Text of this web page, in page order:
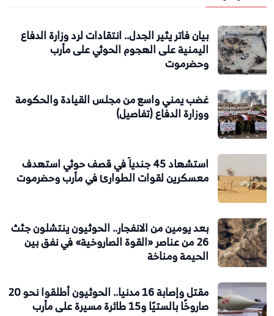
بيان فاتر يثير الجدل.. انتقادات لرد وزارة الدفاع
اليمنية على الهجوم الحوثي على مأرب
وحضرموت
غضب يمني واسع من مجلس القيادة والحكومة
ووزارة الدفاع (تفاصيل)
استشهاد 45 جندياً في قصف حوثي استهدف
معسكرين لقوات الطوارئ في مأرب وحضرموت
بعد يومين من الانفجار.. الحوثيون ينتشلون جثث
26 من عناصر «القوة الصاروخية» في نفق بين
الحيمة ومناخة
مقتل وإصابة 16 مدنيا.. الحوثيون أطلقوا نحو 20
صاروخًا بالستيًا و15 طائرة مسيرة على مأرب